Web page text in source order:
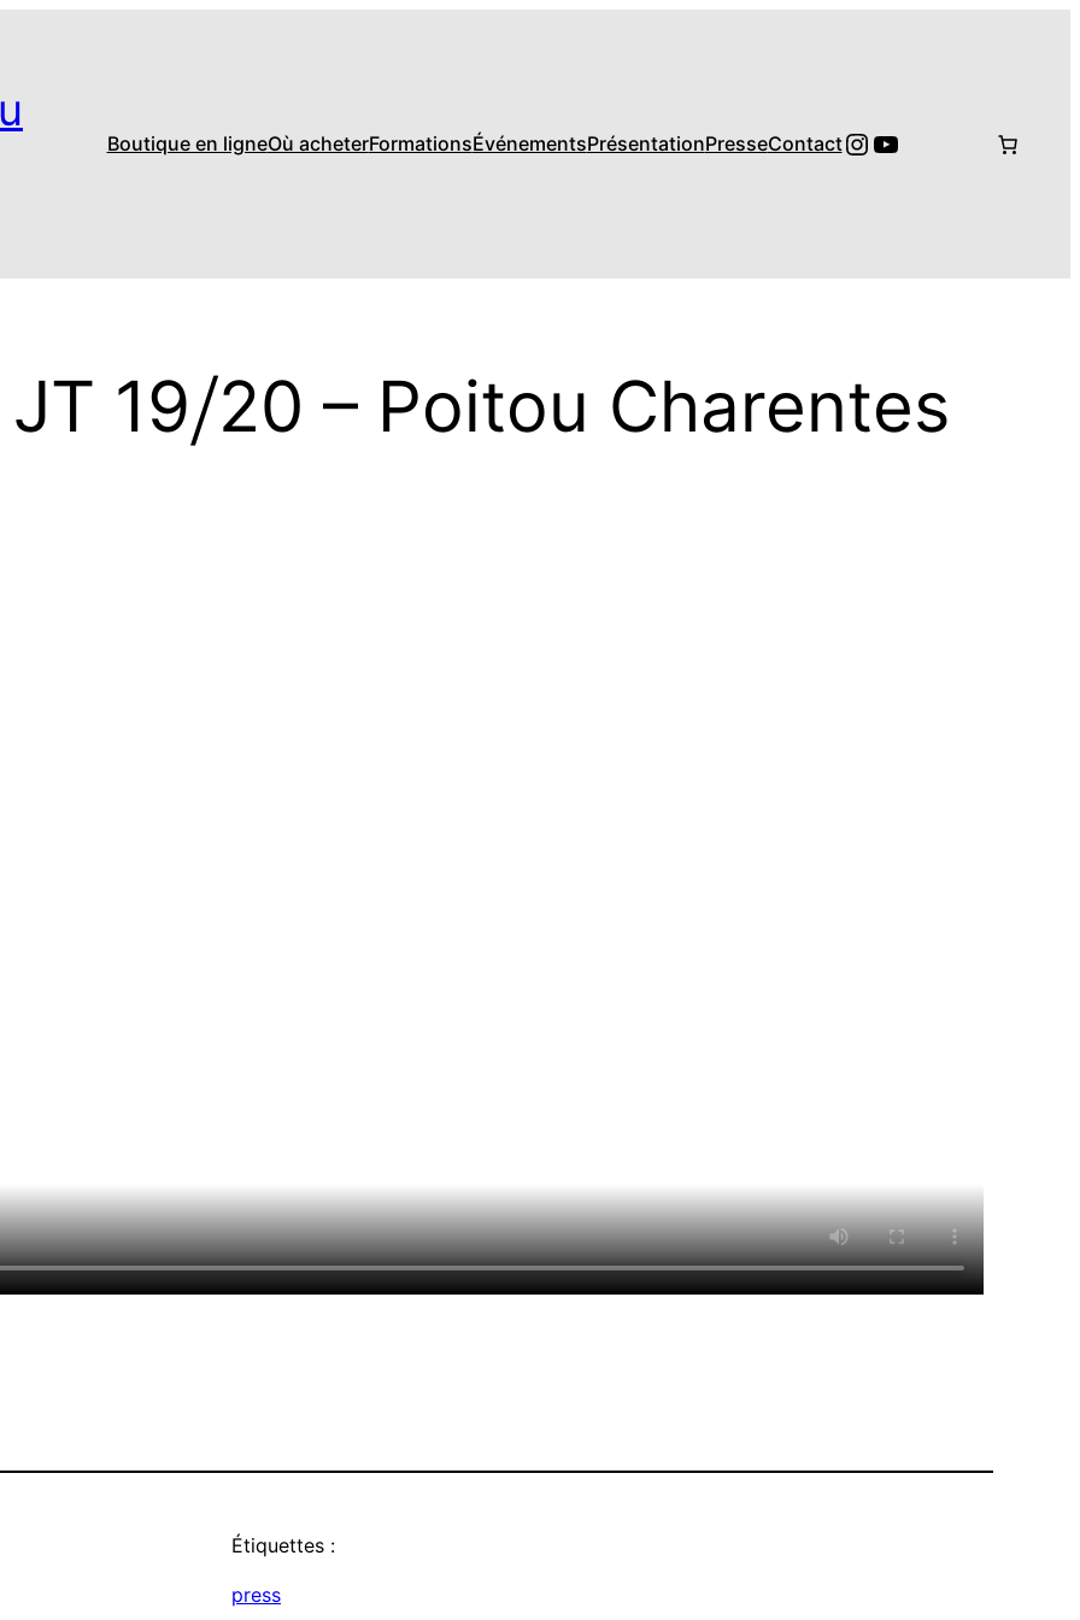
Boutique en ligneOù acheterFormationsÉvénementsPrésentationPresseContactInstagram
YouTube
19⧸20 – Poitou Charentes
Étiquettes :
press